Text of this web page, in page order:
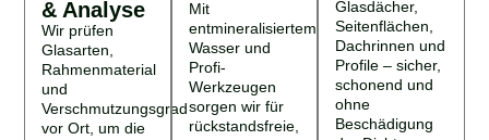
& Analyse
Wir prüfen
Glasarten,
Rahmenmaterial
und
Verschmutzungsgrad
vor Ort, um die
Mit
entmineralisiertem
Wasser und
Profi-
Werkzeugen
sorgen wir für
rückstandsfreie,
Glasdächer,
Seitenflächen,
Dachrinnen und
Profile – sicher,
schonend und
ohne
Beschädigung